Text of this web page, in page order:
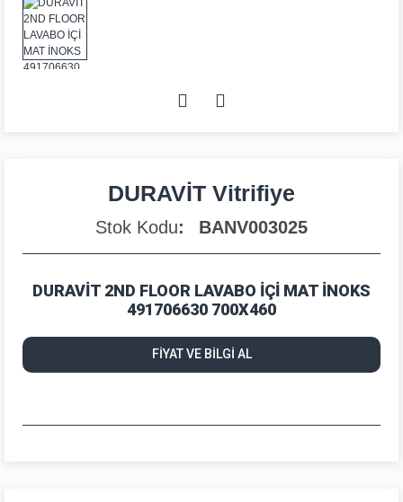
DURAVİT Vitrifiye
Stok Kodu BANV003025
DURAVİT 2ND FLOOR LAVABO İÇİ MAT İNOKS
491706630 700X460
FİYAT VE BİLGİ AL